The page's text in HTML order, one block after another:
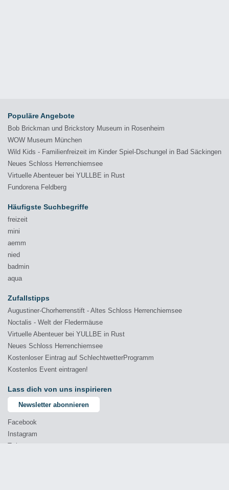
Populäre Angebote
Bob Brickman und Brickstory Museum in Rosenheim
WOW Museum München
Wild Kids - Familienfreizeit im Kinder Spiel-Dschungel in Bad Säckingen
Neues Schloss Herrenchiemsee
Virtuelle Abenteuer bei YULLBE in Rust
Fundorena Feldberg
Häufigste Suchbegriffe
freizeit
mini
aemm
nied
badmin
aqua
Zufallstipps
Augustiner-Chorherrenstift - Altes Schloss Herrenchiemsee
Noctalis - Welt der Fledermäuse
Virtuelle Abenteuer bei YULLBE in Rust
Neues Schloss Herrenchiemsee
Kostenloser Eintrag auf SchlechtwetterProgramm
Kostenlos Event eintragen!
Lass dich von uns inspirieren
Newsletter abonnieren
Facebook
Instagram
Twitter